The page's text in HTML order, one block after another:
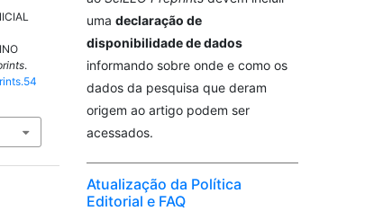
.
uma declaração de
disponibilidade de dados
informando sobre onde e como os
dados da pesquisa que deram
origem ao artigo podem ser
acessados.
Atualização da Política
Editorial e FAQ